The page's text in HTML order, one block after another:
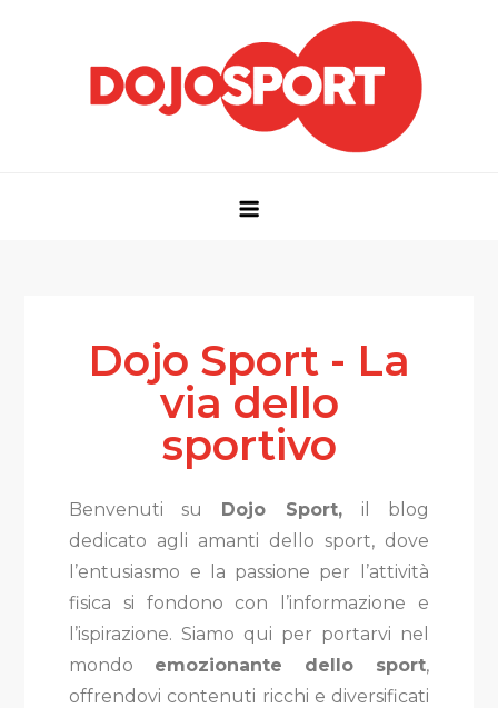
Dojo Sport - La
via dello
sportivo
Benvenuti su Dojo Sport, il blog
dedicato agli amanti dello sport, dove
l’entusiasmo e la passione per l’attività
fisica si fondono con l’informazione e
l’ispirazione. Siamo qui per portarvi nel
mondo emozionante dello sport,
offrendovi contenuti ricchi e diversificati